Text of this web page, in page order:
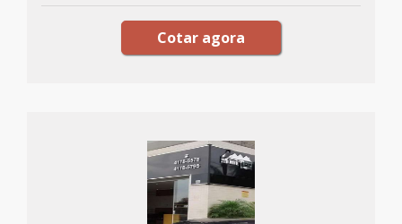
Cotar agora